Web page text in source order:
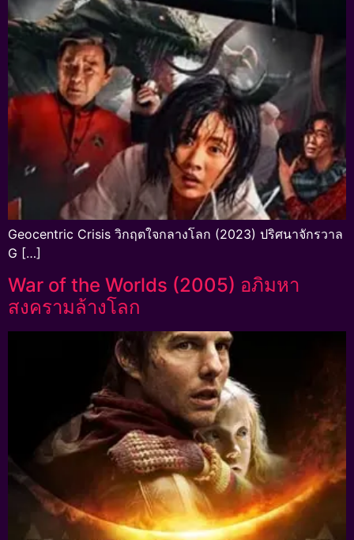
Geocentric Crisis วิกฤตใจกลางโลก (2023) ปริศนาจักรวาล
G […]
War of the Worlds (2005) อภิมหา
สงครามล้างโลก